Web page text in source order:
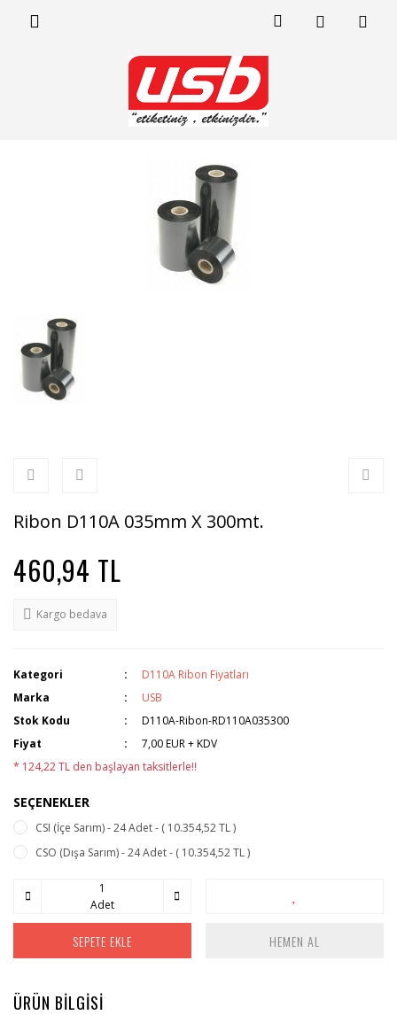
Ribon D110A 035mm X 300mt.
460,94 TL
Kargo bedava
Kategori
D110A Ribon Fiyatları
Marka
USB
Stok Kodu
D110A-Ribon-RD110A035300
Fiyat
7,00 EUR + KDV
* 124,22 TL den başlayan taksitlerle!!
SEÇENEKLER
CSI (İçe Sarım) - 24 Adet - ( 10.354,52 TL )
CSO (Dışa Sarım) - 24 Adet - ( 10.354,52 TL )
Adet
SEPETE EKLE HEMEN AL
ÜRÜN BİLGİSİ